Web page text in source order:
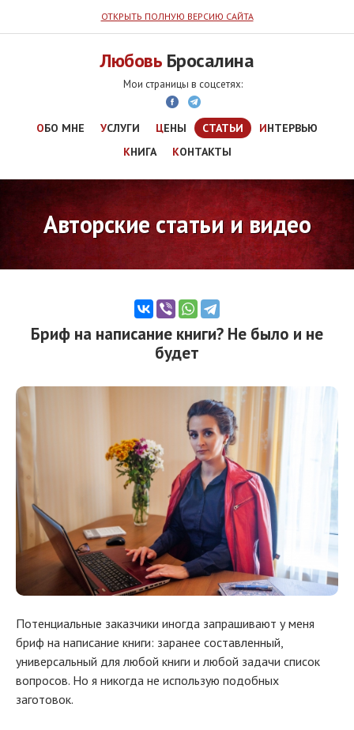
ОТКРЫТЬ ПОЛНУЮ ВЕРСИЮ САЙТА
Любовь Бросалина
ОБО МНЕ УСЛУГИ ЦЕНЫ СТАТЬИ
ИНТЕРВЬЮ
КНИГА
КОНТАКТЫ
Авторские статьи и видео
Бриф на написание книги? Не было и не
будет
Потенциальные заказчики иногда запрашивают у меня
бриф на написание книги: заранее составленный,
универсальный для любой книги и любой задачи список
вопросов. Но я никогда не использую подобных
заготовок.